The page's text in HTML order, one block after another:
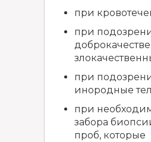
при
при
при
инородные
при
забора
проб, которые